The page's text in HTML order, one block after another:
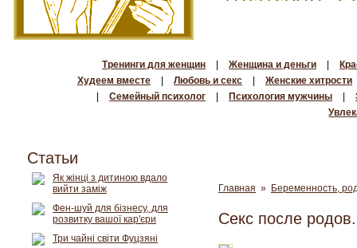
Тренинги для женщин Женщина и деньги
Худеем вместе
Любовь и секс
Женские хитрости
Семейный психолог Психология мужчины
Главная » Беременность,
Секс после
Статьи
Як жінці з дитиною вдало
вийти заміж
Фен-шуй для бізнесу, для
розвитку вашої кар'єри
Три чайні світи Фуцзяні